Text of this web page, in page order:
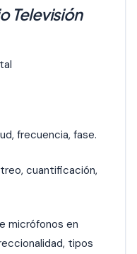
Televisión
frecuencia, fase.
cuantificación,
micrófonos en
tipos